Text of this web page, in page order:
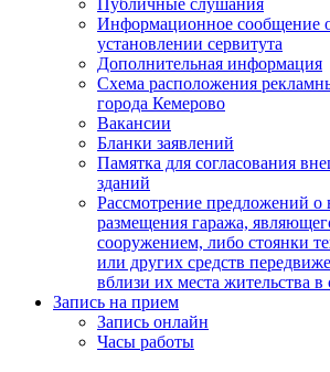
Публичные слушания
Информационное сообщение
установлении сервитута
Дополнительная информация
Схема расположения
города Кемерово
Вакансии
Бланки заявлений
Памятка для согласования
зданий
Рассмотрение предложений о
размещения гаража,
сооружением, либо стоянки
или других средств
вблизи их места жительства
Запись на прием
Запись онлайн
Часы работы